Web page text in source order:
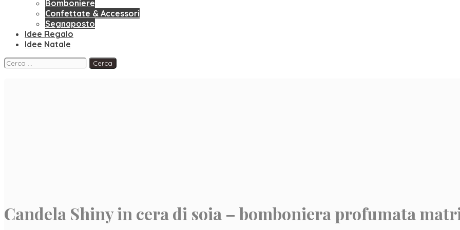
Bomboniere
Confettate & Accessori
Segnaposto
Idee Regalo
Idee Natale
Facebook
Instagram
Pinterest
Ricerca
Candela Shiny in cera di soia – bomboniera profumata